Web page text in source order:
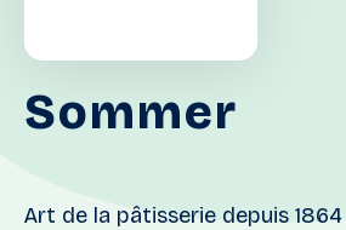
Sommer
Art de la pâtisserie depuis 1864